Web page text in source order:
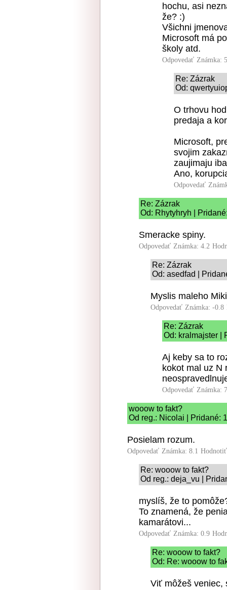
hochu, asi
že? :)
Všichni
Microsoft má
školy atd.
Odpovedať Známka:
Re: Zázrak
Od:
O trhovu
predaja a
Microsoft,
svojim
zaujimaju
Ano,
Odpovedať
Re: Zázrak
Od: Rhytyhryh |
Smeracke spiny.
Odpovedať Známka: 4.2
Re: Zázrak
Od: asedfad |
Myslis maleho
Odpovedať Známka: -0.8
Re: Zázrak
Od: kralmajster |
Aj keby sa to
kokot mal uz N
Odpovedať Známka:
wooow to fakt?
Od reg.: Nicolai | Pridané:
Posielam rozum.
Odpovedať Známka: 8.1
Re: wooow to fakt?
Od reg.: deja_vu |
myslíš, že to
To znamená, že
kamarátovi...
Odpovedať Známka: 0.9
Re: wooow to fakt?
Od: Re: wooow to
Viť môžeš veniec,